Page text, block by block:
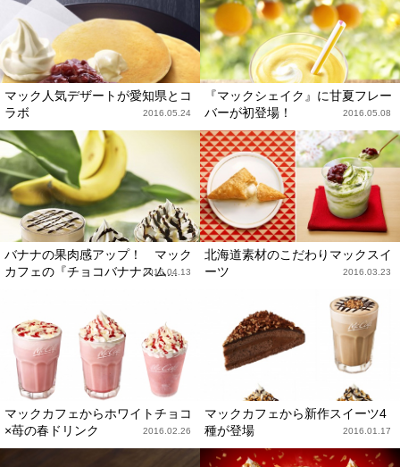
マック人気デザートが愛知県とコ
ラボ
2016.05.24
『マックシェイク』に甘夏フレー
バーが初登場！
2016.05.08
バナナの果肉感アップ！ マック
カフェの『チョコバナナスム...
2016.04.13
北海道素材のこだわりマックスイ
ーツ
2016.03.23
マックカフェからホワイトチョコ
×苺の春ドリンク
2016.02.26
マックカフェから新作スイーツ4
種が登場
2016.01.17